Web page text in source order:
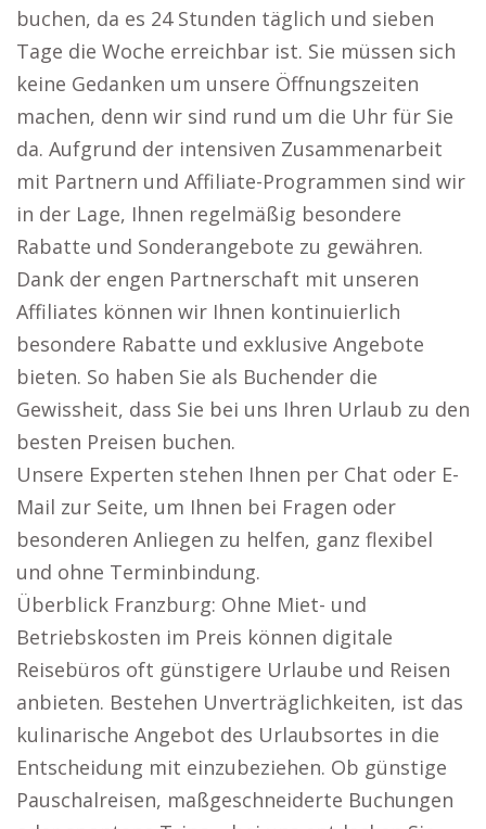
buchen, da es 24 Stunden täglich und sieben
Tage die Woche erreichbar ist. Sie müssen sich
keine Gedanken um unsere Öffnungszeiten
machen, denn wir sind rund um die Uhr für Sie
da. Aufgrund der intensiven Zusammenarbeit
mit Partnern und Affiliate-Programmen sind wir
in der Lage, Ihnen regelmäßig besondere
Rabatte und Sonderangebote zu gewähren.
Dank der engen Partnerschaft mit unseren
Affiliates können wir Ihnen kontinuierlich
besondere Rabatte und exklusive Angebote
bieten. So haben Sie als Buchender die
Gewissheit, dass Sie bei uns Ihren Urlaub zu den
besten Preisen buchen.
Unsere Experten stehen Ihnen per Chat oder E-
Mail zur Seite, um Ihnen bei Fragen oder
besonderen Anliegen zu helfen, ganz flexibel
und ohne Terminbindung.
Überblick Franzburg: Ohne Miet- und
Betriebskosten im Preis können digitale
Reisebüros oft günstigere Urlaube und Reisen
anbieten. Bestehen Unverträglichkeiten, ist das
kulinarische Angebot des Urlaubsortes in die
Entscheidung mit einzubeziehen. Ob günstige
Pauschalreisen, maßgeschneiderte Buchungen